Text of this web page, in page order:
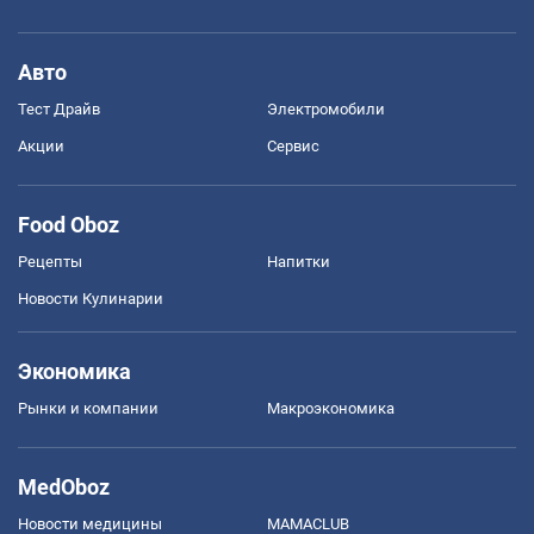
Авто
Тест Драйв Электромобили
Акции Сервис
Food Oboz
Рецепты Напитки
Новости Кулинарии
Экономика
Рынки и компании Mакроэкономика
MedOboz
Новости медицины MAMACLUB